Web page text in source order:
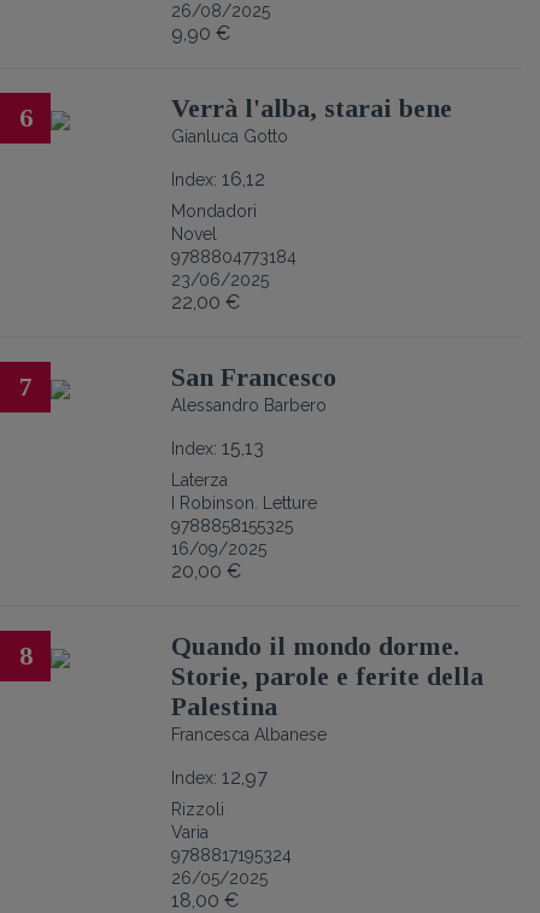
26/08/2025
9,90 €
6 Verrà l'alba, starai bene
Gianluca Gotto
Index: 16,12
Mondadori
Novel
9788804773184
23/06/2025
22,00 €
7 San Francesco
Alessandro Barbero
Index: 15,13
Laterza
I Robinson. Letture
9788858155325
16/09/2025
20,00 €
8
Quando il mondo dorme.
Storie, parole e ferite della
Palestina
Francesca Albanese
Index: 12,97
Rizzoli
Varia
9788817195324
26/05/2025
18,00 €